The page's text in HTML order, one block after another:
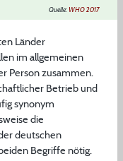
Quelle: WHO 2017
Länder
im allgemeinen
Person zusammen.
Betrieb und
synonym
die
deutschen
Begriffe nötig.